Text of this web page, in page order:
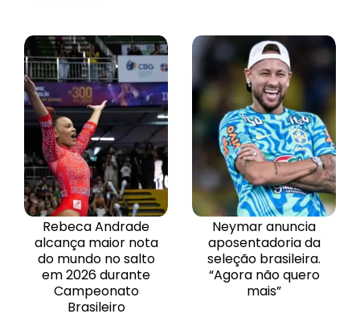
Rebeca Andrade
alcança maior nota
do mundo no salto
em 2026 durante
Campeonato
Brasileiro
Neymar anuncia
aposentadoria da
seleção brasileira.
“Agora não quero
mais”